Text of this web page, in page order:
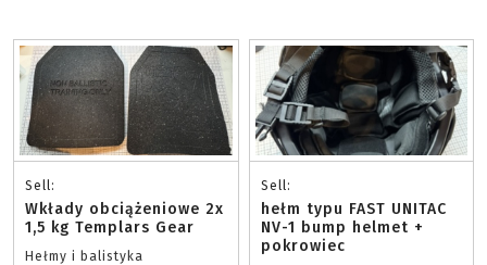
Sell:
Wkłady obciążeniowe 2x
1,5 kg Templars Gear
Hełmy i balistyka
Sell:
hełm typu FAST UNITAC
NV-1 bump helmet +
pokrowiec